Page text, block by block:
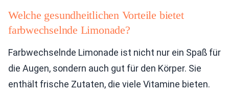
Welche gesundheitlichen Vorteile bietet
farbwechselnde Limonade?
Farbwechselnde Limonade ist nicht nur ein Spaß für
die Augen, sondern auch gut für den Körper. Sie
enthält frische Zutaten, die viele Vitamine bieten.